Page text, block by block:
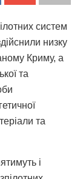
систем
низку
Криму, а
та
та
і